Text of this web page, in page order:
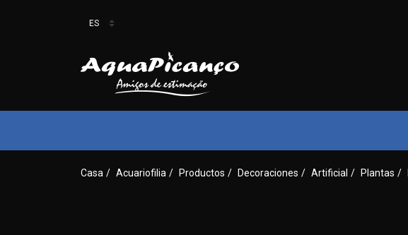
Casa / Acuariofilia / Productos / Decoraciones / Artificial / Plantas /